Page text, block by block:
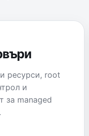
ресурси, root
и
за managed